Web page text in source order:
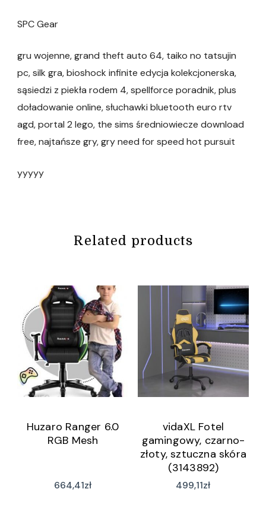
SPC Gear
gru wojenne, grand theft auto 64, taiko no tatsujin
pc, silk gra, bioshock infinite edycja kolekcjonerska,
sąsiedzi z piekła rodem 4, spellforce poradnik, plus
doładowanie online, słuchawki bluetooth euro rtv
agd, portal 2 lego, the sims średniowiecze download
free, najtańsze gry, gry need for speed hot pursuit
yyyyy
Related products
Huzaro Ranger 6.0
RGB Mesh
664,41zł
vidaXL Fotel
gamingowy, czarno-
złoty, sztuczna skóra
(3143892)
499,11zł